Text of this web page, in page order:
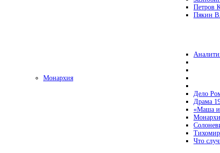
Петров
Пякин
Монархия
Дело
Драма
«Маша и
Что